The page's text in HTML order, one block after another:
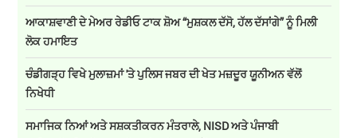
ਆਕਾਸ਼ਵਾਣੀ ਦੇ ਮੇਅਰ ਰੇਡੀਓ ਟਾਕ ਸ਼ੋਅ “ਮੁਸ਼ਕਲ ਦੱਸੋ, ਹੱਲ ਦੱਸਾਂਗੇ” ਨੂੰ ਮਿਲੀ
ਲੋਕ ਹਮਾਇਤ
ਚੰਡੀਗੜ੍ਹ ਵਿਖੇ ਮੁਲਾਜ਼ਮਾਂ 'ਤੇ ਪੁਲਿਸ ਜਬਰ ਦੀ ਖੇਤ ਮਜ਼ਦੂਰ ਯੂਨੀਅਨ ਵੱਲੋਂ
ਨਿਖੇਧੀ
ਸਮਾਜਿਕ ਨਿਆਂ ਅਤੇ ਸਸ਼ਕਤੀਕਰਨ ਮੰਤਰਾਲੇ, NISD ਅਤੇ ਪੰਜਾਬੀ